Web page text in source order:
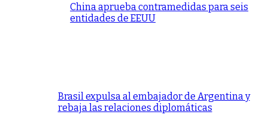
China aprueba contramedidas para seis
entidades de EEUU
Brasil expulsa al embajador de Argentina y
rebaja las relaciones diplomáticas